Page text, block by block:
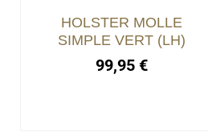
HOLSTER MOLLE
SIMPLE VERT (LH)
99,95€